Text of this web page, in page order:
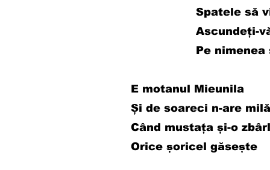
Spatele să vi-l
Ascundeți-vă
Pe nimenea să
E motanul Mieunila
Și de soareci n-are milă
Când mustața și-o
Orice șoricel găsește